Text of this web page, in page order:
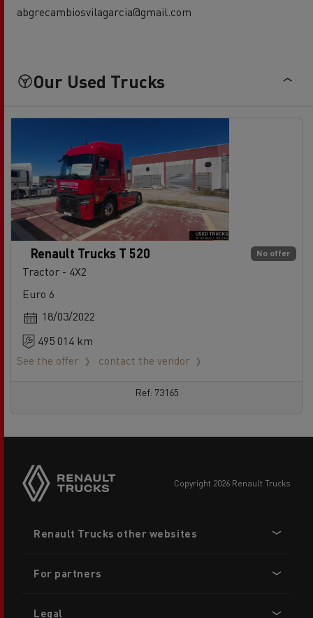
abgrecambiosvilagarcia@gmail.com
Our Used Trucks
No offer
Renault Trucks T 520
Tractor - 4X2
Euro 6
18/03/2022
495 014 km
See the offer
contact the vendor
Ref: 73165
copyright 2026 Renault Trucks
menu
Renault Trucks other websites
For partners
Legal